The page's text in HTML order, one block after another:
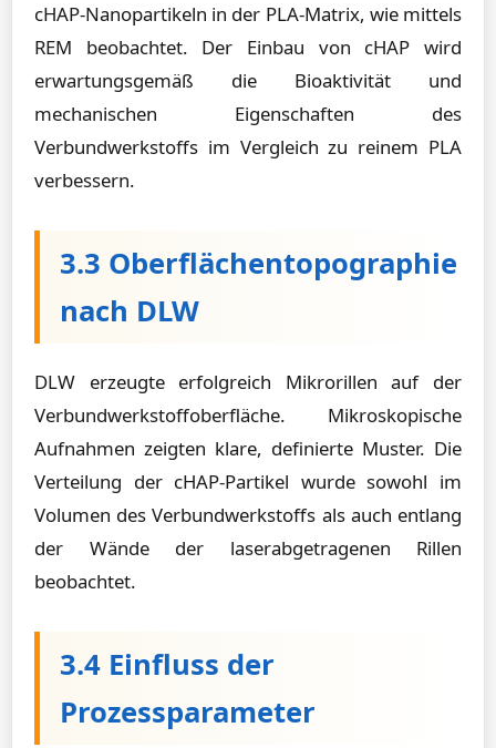
cHAP-Nanopartikeln in der PLA-Matrix, wie mittels
REM beobachtet. Der Einbau von cHAP wird
erwartungsgemäß die Bioaktivität und
mechanischen Eigenschaften des
Verbundwerkstoffs im Vergleich zu reinem PLA
verbessern.
3.3 Oberflächentopographie
nach DLW
DLW erzeugte erfolgreich Mikrorillen auf der
Verbundwerkstoffoberfläche. Mikroskopische
Aufnahmen zeigten klare, definierte Muster. Die
Verteilung der cHAP-Partikel wurde sowohl im
Volumen des Verbundwerkstoffs als auch entlang
der Wände der laserabgetragenen Rillen
beobachtet.
3.4 Einfluss der
Prozessparameter